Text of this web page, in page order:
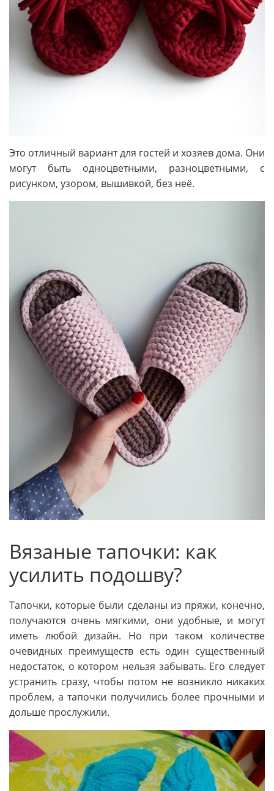
Это отличный вариант для гостей и хозяев дома. Они
могут быть одноцветными, разноцветными, с
рисунком, узором, вышивкой, без неё.
Вязаные тапочки: как
усилить подошву?
Тапочки, которые были сделаны из пряжи, конечно,
получаются очень мягкими, они удобные, и могут
иметь любой дизайн. Но при таком количестве
очевидных преимуществ есть один существенный
недостаток, о котором нельзя забывать. Его следует
устранить сразу, чтобы потом не возникло никаких
проблем, а тапочки получились более прочными и
дольше прослужили.